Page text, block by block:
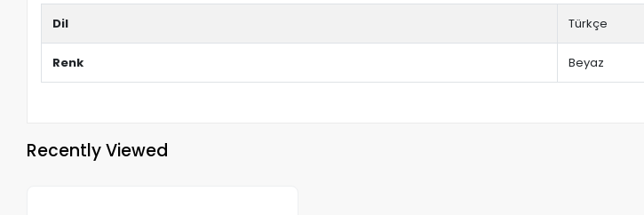
Dil Türkçe
Renk Beyaz
Recently Viewed